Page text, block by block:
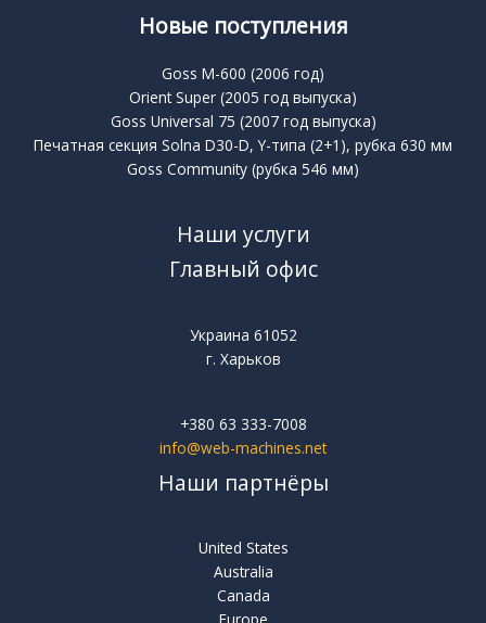
Новые поступления
Goss M-600 (2006 год)
Orient Super (2005 год выпуска)
Goss Universal 75 (2007 год выпуска)
Печатная секция Solna D30-D, Y-типа (2+1), рубка 630 мм
Goss Community (рубка 546 мм)
Наши услуги
Главный офис
Украина 61052
г. Харьков
+380 63 333-7008
info@web-machines.net
Наши партнёры
United States
Australia
Canada